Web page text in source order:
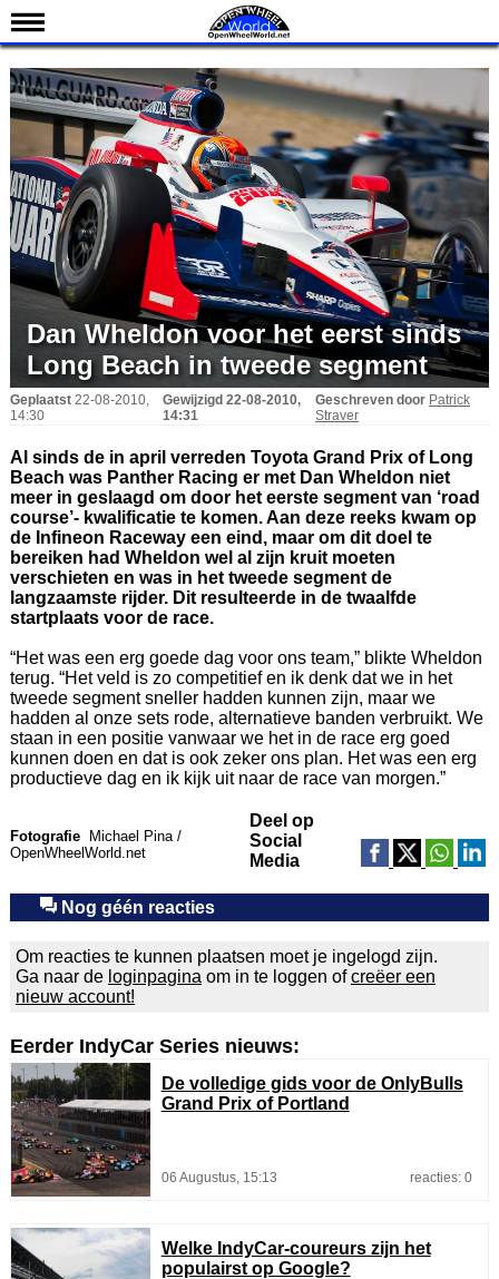
Nieuws
Kalender
Standen
Coureurs
Teams
IndyCar 101
Indy 500
English
Dan Wheldon voor het eerst sinds
Long Beach in tweede segment
Geplaatst 22-08-2010,
14:30
Gewijzigd 22-08-2010,
14:31
Geschreven door Patrick
Straver
Al sinds de in april verreden Toyota Grand Prix of Long
Beach was Panther Racing er met Dan Wheldon niet
meer in geslaagd om door het eerste segment van ‘road
course’- kwalificatie te komen. Aan deze reeks kwam op
de Infineon Raceway een eind, maar om dit doel te
bereiken had Wheldon wel al zijn kruit moeten
verschieten en was in het tweede segment de
langzaamste rijder. Dit resulteerde in de twaalfde
startplaats voor de race.
“Het was een erg goede dag voor ons team,” blikte Wheldon
terug. “Het veld is zo competitief en ik denk dat we in het
tweede segment sneller hadden kunnen zijn, maar we
hadden al onze sets rode, alternatieve banden verbruikt. We
staan in een positie vanwaar we het in de race erg goed
kunnen doen en dat is ook zeker ons plan. Het was een erg
productieve dag en ik kijk uit naar de race van morgen.”
Fotografie
Michael Pina /
OpenWheelWorld.net
Deel op
Social
Media
Nog géén reacties
Om reacties te kunnen plaatsen moet je ingelogd zijn.
Ga naar de loginpagina om in te loggen ofcreëer een
nieuw account!
Eerder IndyCar Series nieuws:
De volledige gids voor de OnlyBulls
Grand Prix of Portland
06 Augustus, 15:13 reacties: 0
Welke IndyCar-coureurs zijn het
populairst op Google?